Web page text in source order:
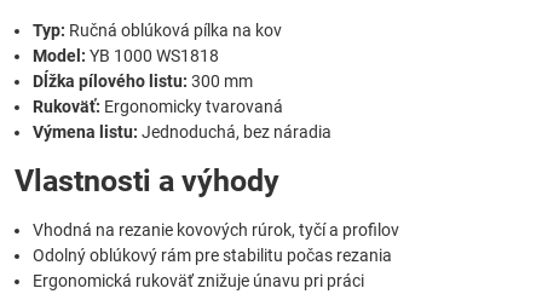
Typ: Ručná oblúková pílka na kov
Model: YB 1000 WS1818
Dĺžka pílového listu: 300 mm
Rukoväť: Ergonomicky tvarovaná
Výmena listu: Jednoduchá, bez náradia
Vlastnosti a výhody
Vhodná na rezanie kovových rúrok, tyčí a profilov
Odolný oblúkový rám pre stabilitu počas rezania
Ergonomická rukoväť znižuje únavu pri práci